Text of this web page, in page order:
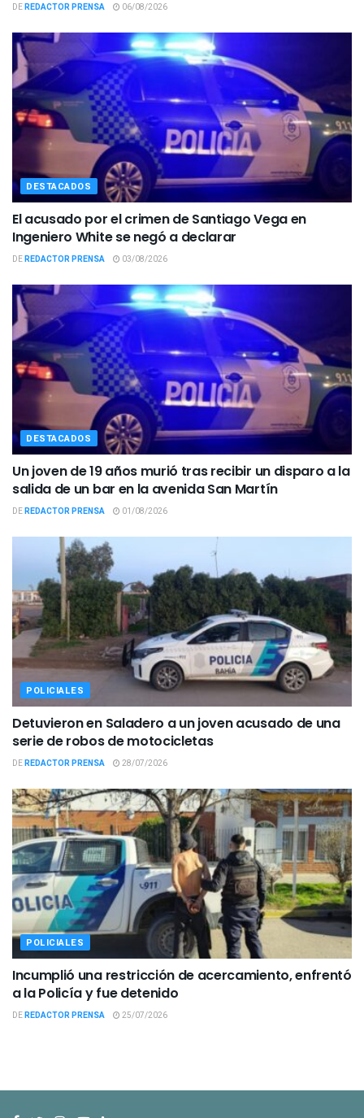
DEREDACTOR PRENSA 06/08/2026
DESTACADOS
El acusado por el crimen de Santiago Vega en
Ingeniero White se negó a declarar
DEREDACTOR PRENSA 03/08/2026
DESTACADOS
Un joven de 19 años murió tras recibir un disparo a la
salida de un bar en la avenida San Martín
DEREDACTOR PRENSA 01/08/2026
POLICIALES
Detuvieron en Saladero a un joven acusado de una
serie de robos de motocicletas
DEREDACTOR PRENSA 28/07/2026
POLICIALES
Incumplió una restricción de acercamiento, enfrentó
a la Policía y fue detenido
DEREDACTOR PRENSA 25/07/2026